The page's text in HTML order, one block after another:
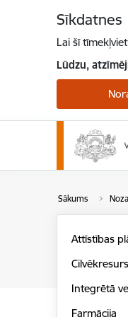
Sīkdatnes
Lai šī
Lūdzu,
Sākums
Attīstības
Integrētā
Farmācija